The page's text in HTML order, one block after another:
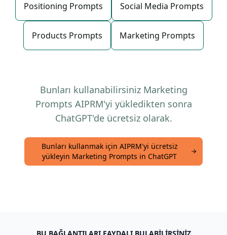
Positioning Prompts Social Media Prompts
Products Prompts Marketing Prompts
Bunları kullanabilirsiniz Marketing
Prompts AIPRM'yi yükledikten sonra
ChatGPT'de ücretsiz olarak.
Bunları kullanmak için AIPRM'yi ücretsiz
yükleyin Marketing Prompts in ChatGPT